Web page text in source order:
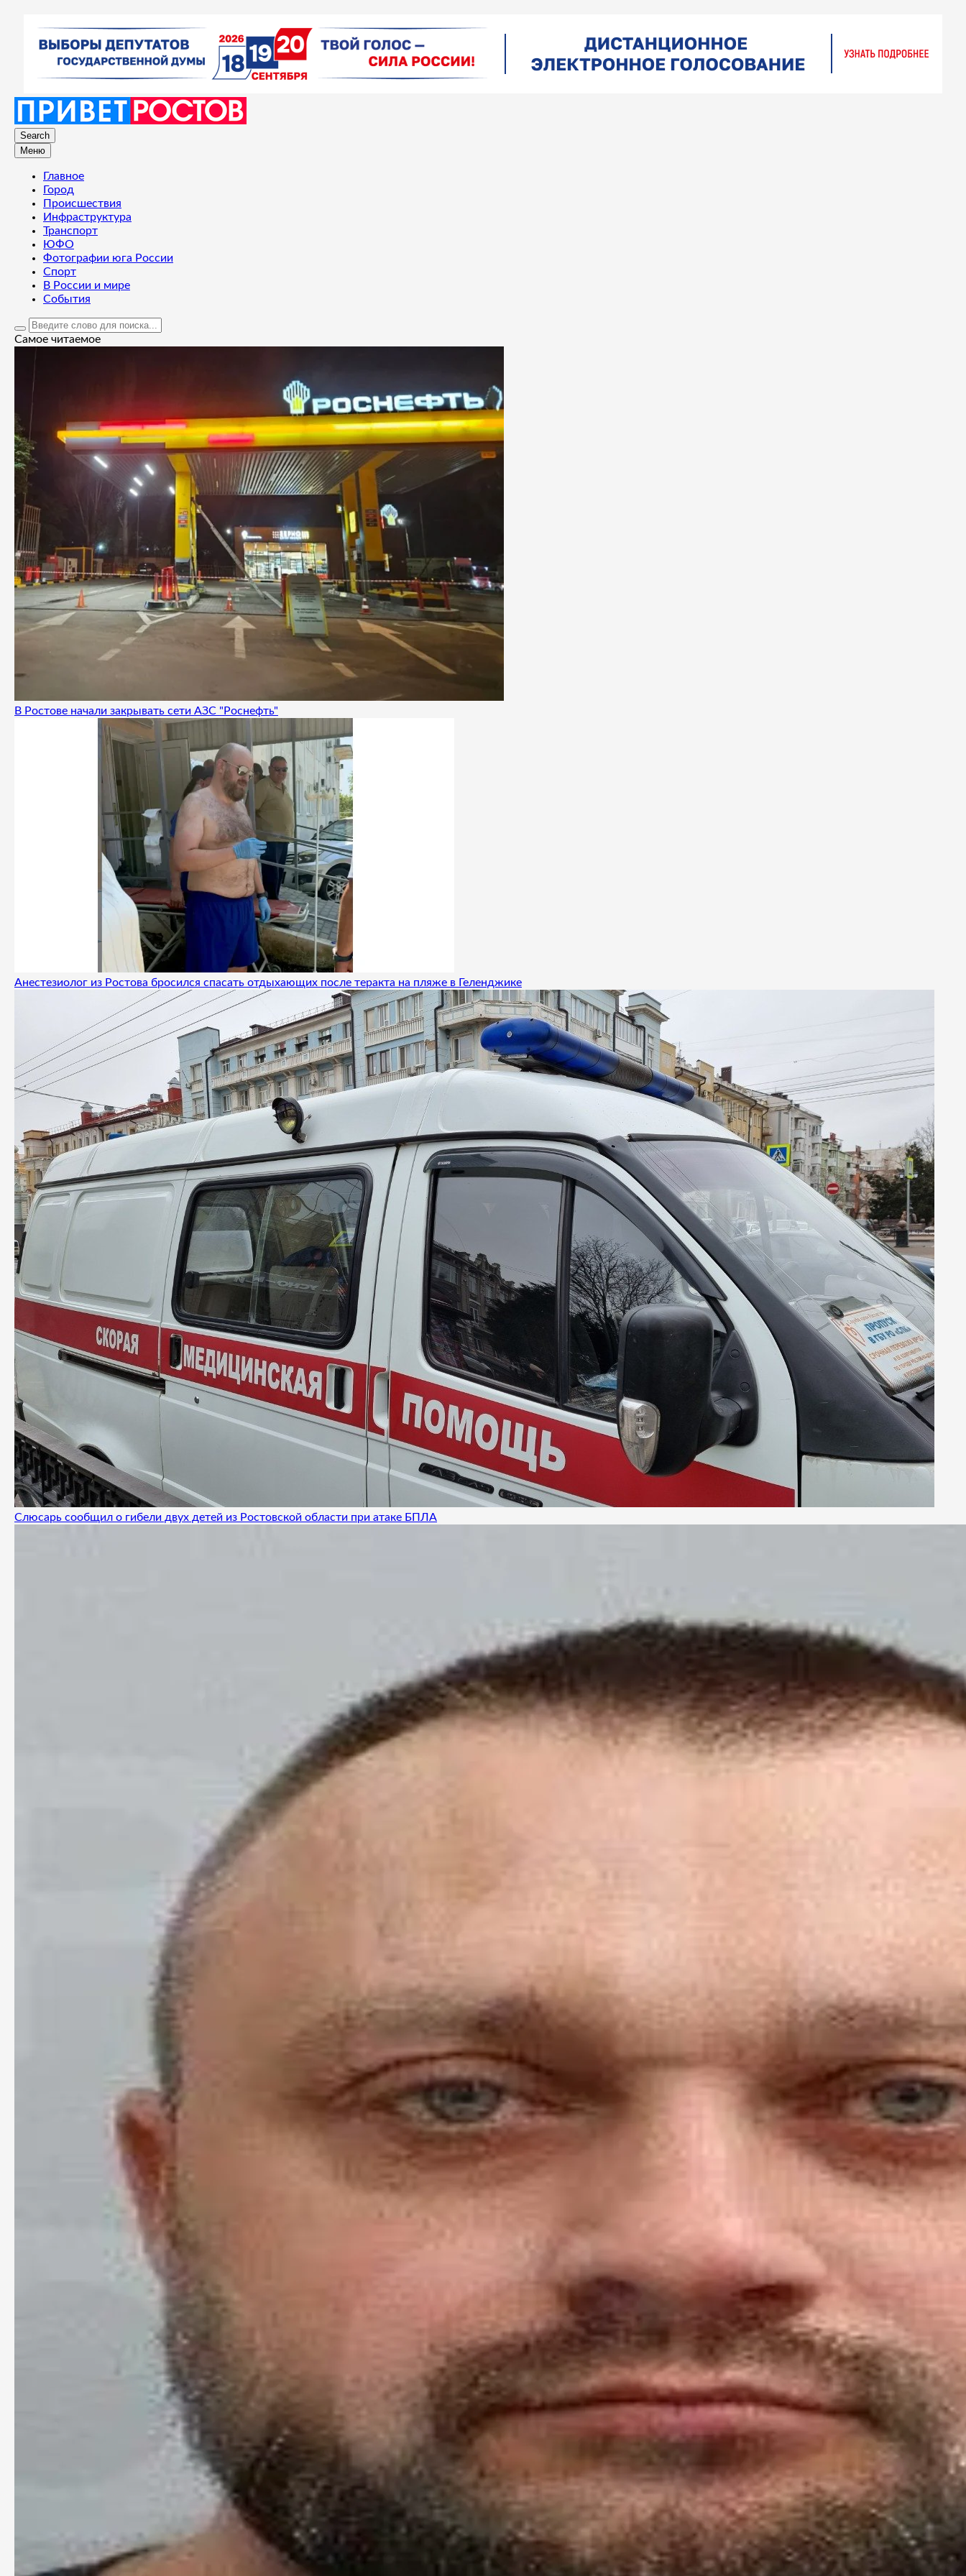
Search
Меню
Главное
Город
Происшествия
Инфраструктура
Транспорт
ЮФО
Фотографии юга России
Спорт
В России и мире
События
Самое читаемое
В Ростове начали закрывать сети АЗС "Роснефть"
Анестезиолог из Ростова бросился спасать отдыхающих после теракта на пляже в Геленджике
Слюсарь сообщил о гибели двух детей из Ростовской области при атаке БПЛА